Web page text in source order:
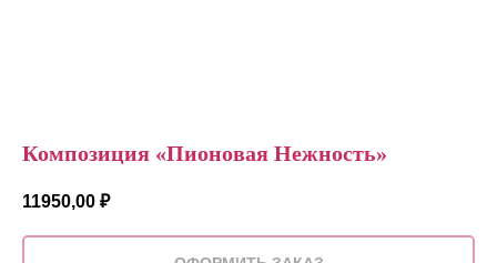
Композиция «Пионовая Нежность»
11950,00 ₽